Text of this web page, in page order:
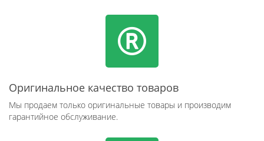
Оригинальное качество товаров
Мы продаем только оригинальные товары и производим
гарантийное обслуживание.